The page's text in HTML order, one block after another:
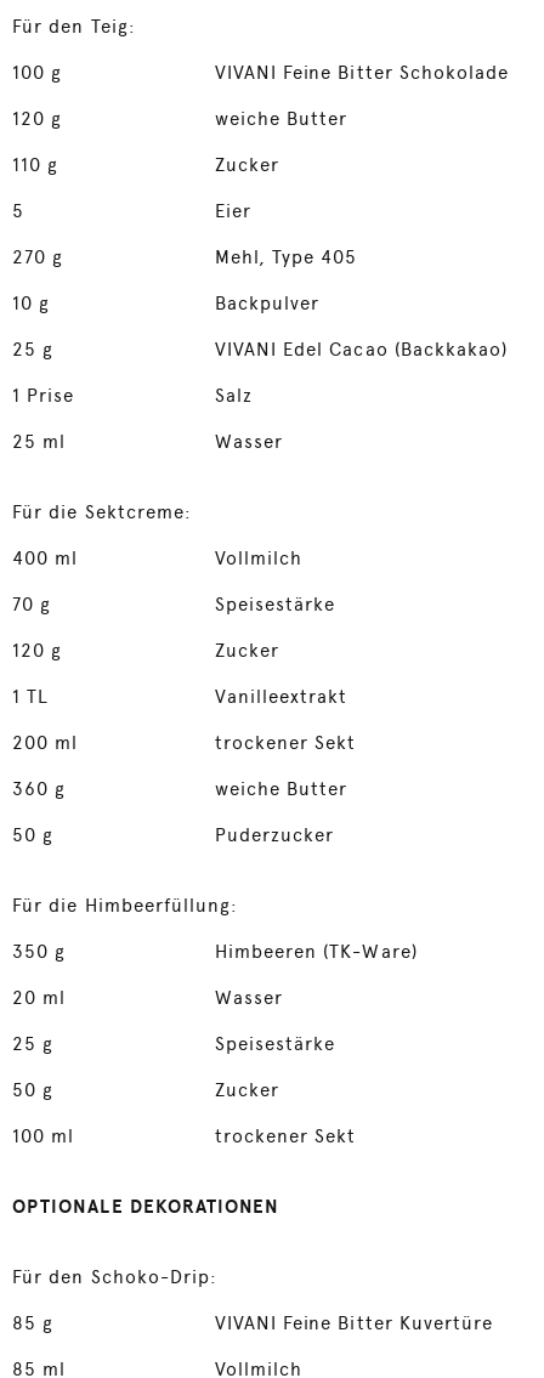
Für den Teig:
100 g VIVANI Feine Bitter Schokolade
120 g weiche Butter
110 g Zucker
5 Eier
270 g Mehl, Type 405
10 g Backpulver
25 g VIVANI Edel Cacao (Backkakao)
1 Prise Salz
25 ml Wasser
Für die Sektcreme:
400 ml Vollmilch
70 g Speisestärke
120 g Zucker
1TL Vanilleextrakt
200 ml trockener Sekt
360 g weiche Butter
50 g Puderzucker
Für die Himbeerfüllung:
350 g Himbeeren (TK-Ware)
20 ml Wasser
25 g Speisestärke
50 g Zucker
100 ml trockener Sekt
OPTIONALE DEKORATIONEN
Für den Schoko-Drip:
85 g VIVANI Feine Bitter Kuvertüre
85 ml Vollmilch